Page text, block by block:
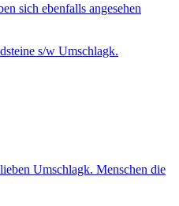
sich ebenfalls angesehen
Umschlagk.
Umschlagk. Menschen die